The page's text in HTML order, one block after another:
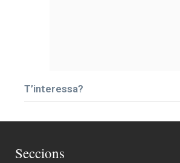
T’interessa?
Seccions